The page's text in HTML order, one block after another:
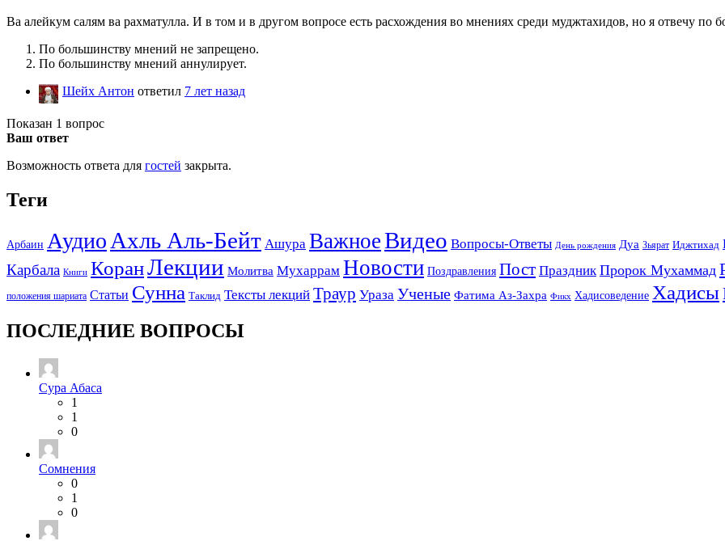
Ва алейкум салям ва рахматулла. И в том и в другом вопросе есть расхождения во мнениях среди муджтахидов, но я отвечу по
По большинству мнений не запрещено.
По большинству мнений аннулирует.
Шейх Антон ответил 7 лет назад
Показан 1 вопрос
Ваш ответ
Возможность ответа для гостей закрыта.
Теги
Арбаин Аудио Ахль Аль-Бейт Ашура ВажноеВидео Вопросы-Ответы День рождения Дуа Зьярат Иджтихад
Карбала Книги КоранЛекции Молитва Мухаррам Новости Поздравления Пост Праздник Пророк Мухаммад
положения шариата Статьи Сунна Таклид Тексты лекций Траур Ураза Ученые Фатима Аз-Захра Фикх Хадисоведение Хадисы
ПОСЛЕДНИЕ ВОПРОСЫ
Сура Абаса
1
1
0
Сомнения
0
1
0